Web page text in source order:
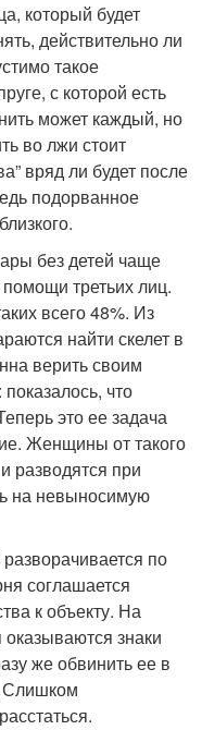
который будет
действительно ли
такое
с которой есть
может каждый, но
во лжи стоит
вряд ли будет после
подорванное
без детей чаще
третьих лиц.
всего 48%. Из
найти скелет в
верить своим
что
это ее задача
Женщины от такого
разводятся при
на невыносимую
по
соглашается
к объекту. На
знаки
же обвинить ее в
Слишком